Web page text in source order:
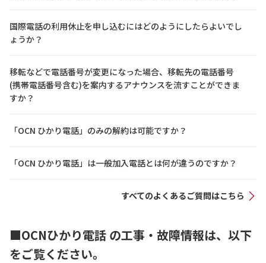
国際電話の利用休止を申し込むにはどのようにしたらよいでし
ょうか？
移転などで電話番号が変更になった場合、移転先の電話番号
(携帯電話番号含む)を案内するアナウンスを流すことができま
すか？
「OCN ひかり電話」のみの解約は可能ですか？
「OCN ひかり電話」は一般加入電話とは何が違うのですか？
すべてのよくあるご質問はこちら
■OCNひかり電話 の工事・故障情報は、以下
をご覧ください。